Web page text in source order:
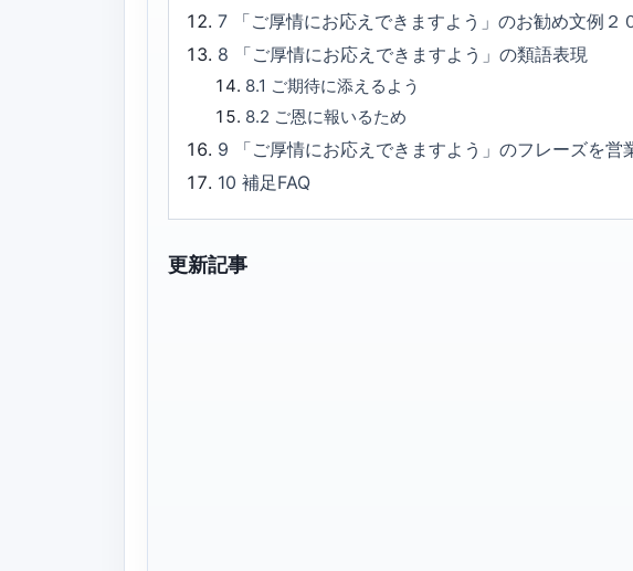
7
「ご厚情にお応えできますよう」のお勧め文例２
8
「ご厚情にお応えできますよう」の類語表現
8.1 ご期待に添えるよう
8.2 ご恩に報いるため
9
「ご厚情にお応えできますよう」のフレーズを
10補足FAQ
更新記事